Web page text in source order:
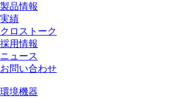
製品情報
実績
クロストーク
採用情報
ニュース
お問い合わせ
環境機器